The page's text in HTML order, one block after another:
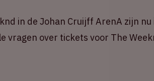
in de Johan Cruijff ArenA zijn
vragen over tickets voor The